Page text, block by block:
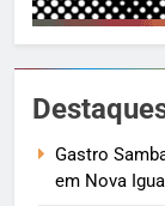
Gastro
em Nova